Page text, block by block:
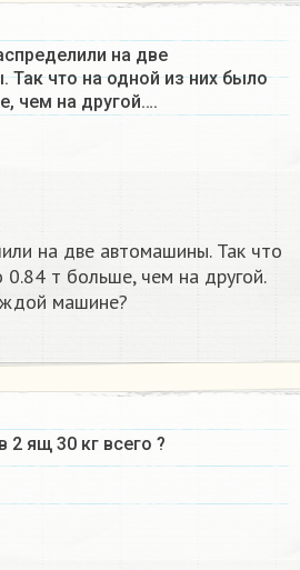
на две
Так что на одной из них было
чем на другой….
на две автомашины. Так что
т больше, чем на другой.
машине?
2 ящ 30 кг всего ?​